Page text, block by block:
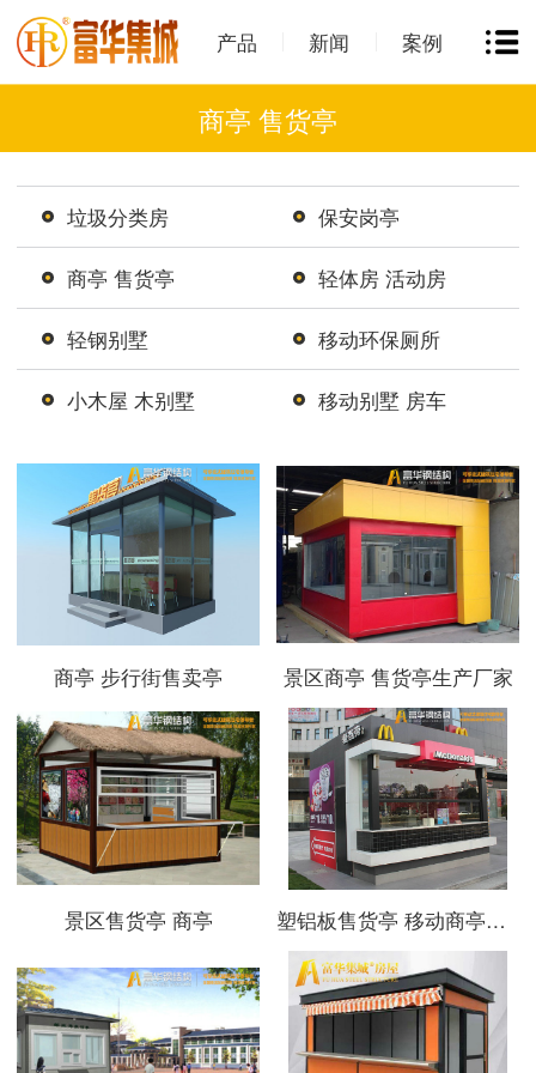
产品 新闻 案例
商亭 售货亭
垃圾分类房 保安岗亭
商亭 售货亭 轻体房 活动房
轻钢别墅 移动环保厕所
小木屋 木别墅 移动别墅 房车
商亭 步行街售卖亭 景区商亭 售货亭生产厂家
景区售货亭 商亭 塑铝板售货亭 移动商亭制造